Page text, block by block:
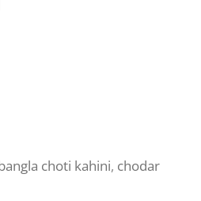
choti kahini, chodar